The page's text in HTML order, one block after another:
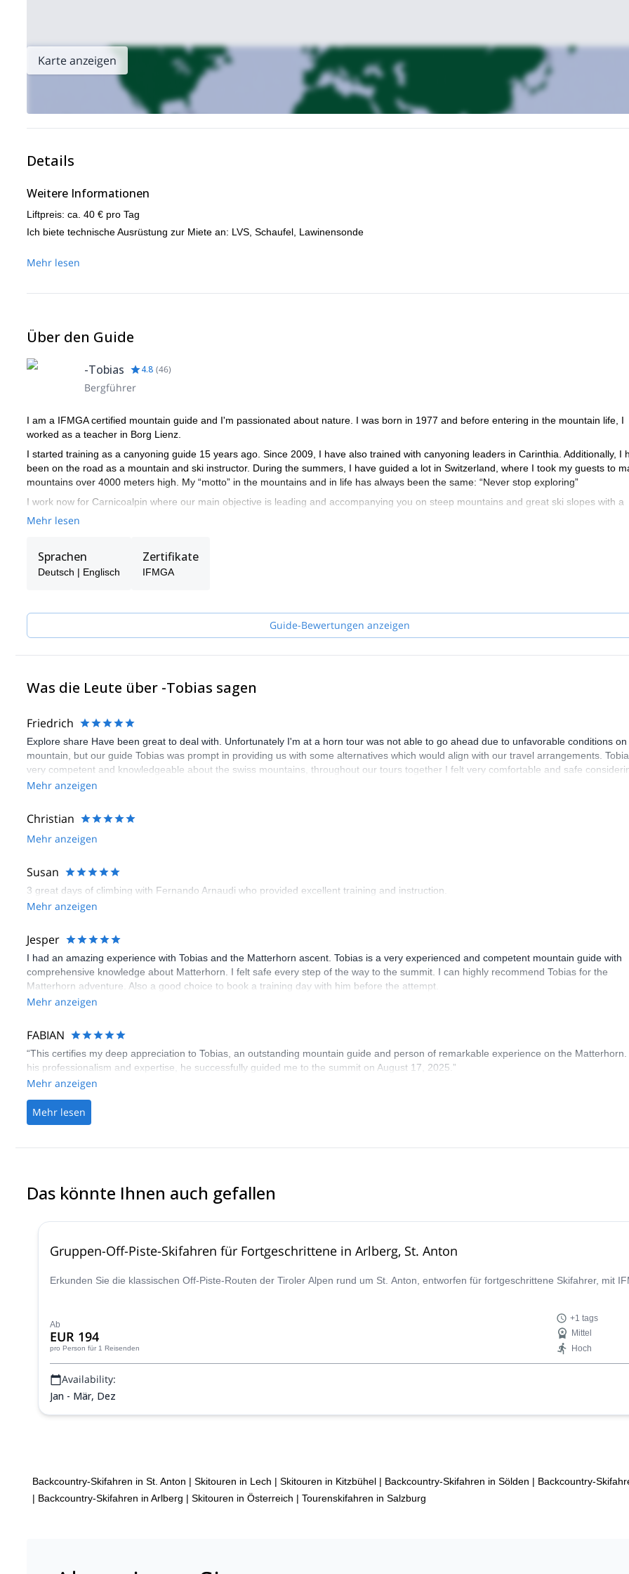
Karte anzeigen
Details
Weitere Informationen
Liftpreis: ca. 40 € pro Tag
Ich biete technische Ausrüstung zur Miete an: LVS, Schaufel, Lawinensonde
Mehr lesen
Über den Guide
-Tobias 4.8 (46)
Bergführer
I am a IFMGA certified mountain guide and I'm passionated about nature. I was born in 1977 and before entering in the mountain life, I
worked as a teacher in Borg Lienz.
I started training as a canyoning guide 15 years ago. Since 2009, I have also trained with canyoning leaders in Carinthia. Additionally, I
been on the road as a mountain and ski instructor. During the summers, I have guided a lot in Switzerland, where I took my guests to
mountains over 4000 meters high. My “motto” in the mountains and in life has always been the same: “Never stop exploring”
I work now for Carnicoalpin where our main objective is leading and accompanying you on steep mountains and great ski slopes with a
particular focus set on safety.
to be your guide and share a great moment with you!
Mehr lesen
Sprachen
Deutsch | Englisch
Zertifikate
IFMGA
Guide-Bewertungen anzeigen
Was die Leute über -Tobias sagen
Friedrich
Explore share Have been great to deal with. Unfortunately I'm at a horn tour was not able to go ahead due to unfavorable conditions on
mountain, but our guide Tobias was prompt in providing us with some alternatives which would align with our travel arrangements.
very competent and knowledgeable about the swiss mountains, throughout our tours together I felt very comfortable and safe
the alpine environment.
Mehr anzeigen
Christian
Mehr anzeigen
Susan
3 great days of climbing with Fernando Arnaudi who provided excellent training and instruction.
Mehr anzeigen
Jesper
I had an amazing experience with Tobias and the Matterhorn ascent. Tobias is a very experienced and competent mountain guide with
comprehensive knowledge about Matterhorn. I felt safe every step of the way to the summit. I can highly recommend Tobias for the
Matterhorn adventure. Also a good choice to book a training day with him before the attempt.
Mehr anzeigen
FABIAN
“This certifies my deep appreciation to Tobias, an outstanding mountain guide and person of remarkable experience on the Matterhorn.
his professionalism and expertise, he successfully guided me to the summit on August 17, 2025.”
Mehr anzeigen
Mehr lesen
Das könnte Ihnen auch gefallen
Gruppen-Off-Piste-Skifahren für Fortgeschrittene in Arlberg, St. Anton
Erkunden Sie die klassischen Off-Piste-Routen der Tiroler Alpen rund um St. Anton, entworfen für fortgeschrittene Skifahrer, mit
Ab
EUR 194
pro Person für 1 Reisenden
+1 tags
Mittel
Hoch
Availability:
Jan - Mär, Dez
Backcountry-Skifahren in St. Anton | Skitouren in Lech | Skitouren in Kitzbühel | Backcountry-Skifahren in Sölden | Backcountry-
| Backcountry-Skifahren in Arlberg | Skitouren in Österreich | Tourenskifahren in Salzburg